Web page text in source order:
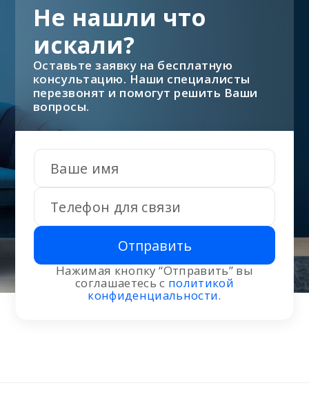
Отправить
Нажимая кнопку “Отправить” вы
соглашаетесь с политикой
конфиденциальности.
Не нашли что
искали?
Оставьте заявку на бесплатную
консультацию. Наши специалисты
перезвонят и помогут решить Ваши
вопросы.